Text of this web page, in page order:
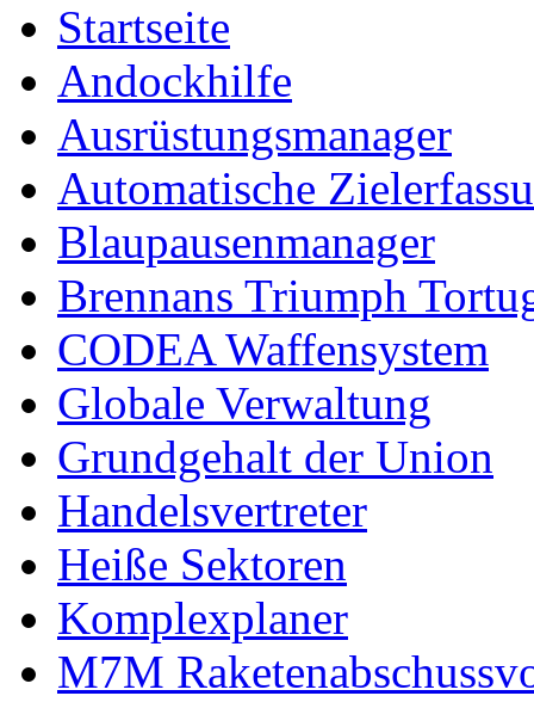
Startseite
Andockhilfe
Ausrüstungsmanager
Automatische
Blaupausenmanager
Brennans Triumph
CODEA Waffensystem
Globale Verwaltung
Grundgehalt der Union
Handelsvertreter
Heiße Sektoren
Komplexplaner
M7M